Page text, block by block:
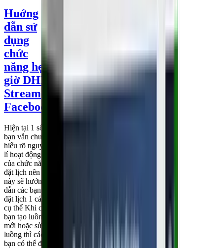
Huớng
dẫn sử
dụng
chức
năng hẹn
giờ DHB
Stream
Facebook
Hiện tại 1 số
bạn vẫn chưa
hiểu rõ nguyên
lí hoạt động
của chức năng
đặt lịch nên bài
này sẽ hướng
dẫn các bạn
đặt lịch 1 cách
cụ thể Khi các
bạn tạo luồng
mới hoặc sửa
luồng thì các
bạn có thể đặ